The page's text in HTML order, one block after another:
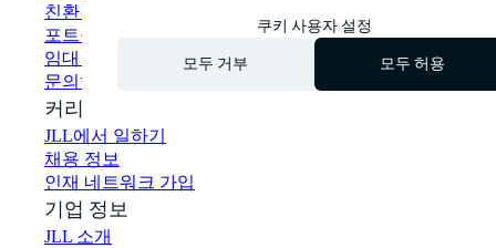
친환경 건물 및 임대
포트폴리오 관리
임대 부동산 검색
문의하기
커리어
JLL에서 일하기
채용 정보
인재 네트워크 가입
기업 정보
JLL 소개
쿠키 사용자 설정
모두 거부
모두 허용